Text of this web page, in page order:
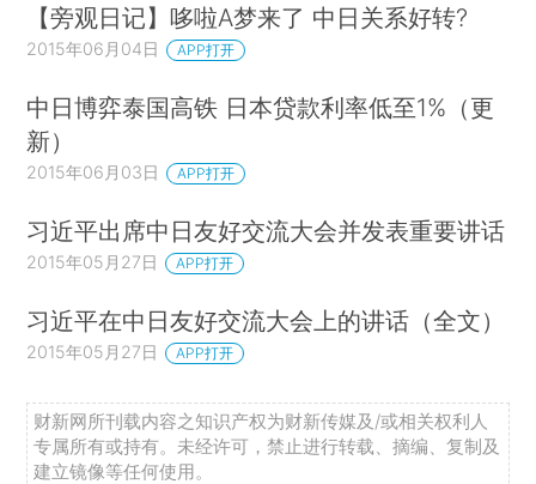
【旁观日记】哆啦A梦来了 中日关系好转?
2015年06月04日 APP打开
中日博弈泰国高铁 日本贷款利率低至1%（更
新）
2015年06月03日 APP打开
习近平出席中日友好交流大会并发表重要讲话
2015年05月27日 APP打开
习近平在中日友好交流大会上的讲话（全文）
2015年05月27日 APP打开
财新网所刊载内容之知识产权为财新传媒及/或相关权利人
专属所有或持有。未经许可，禁止进行转载、摘编、复制及
建立镜像等任何使用。